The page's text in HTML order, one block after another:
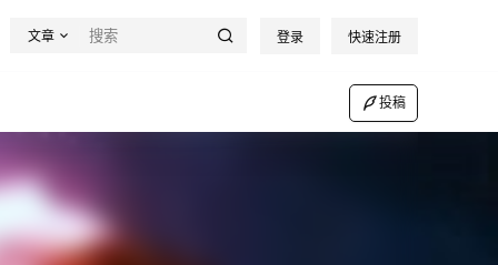
文章 登录 快速注册
投稿